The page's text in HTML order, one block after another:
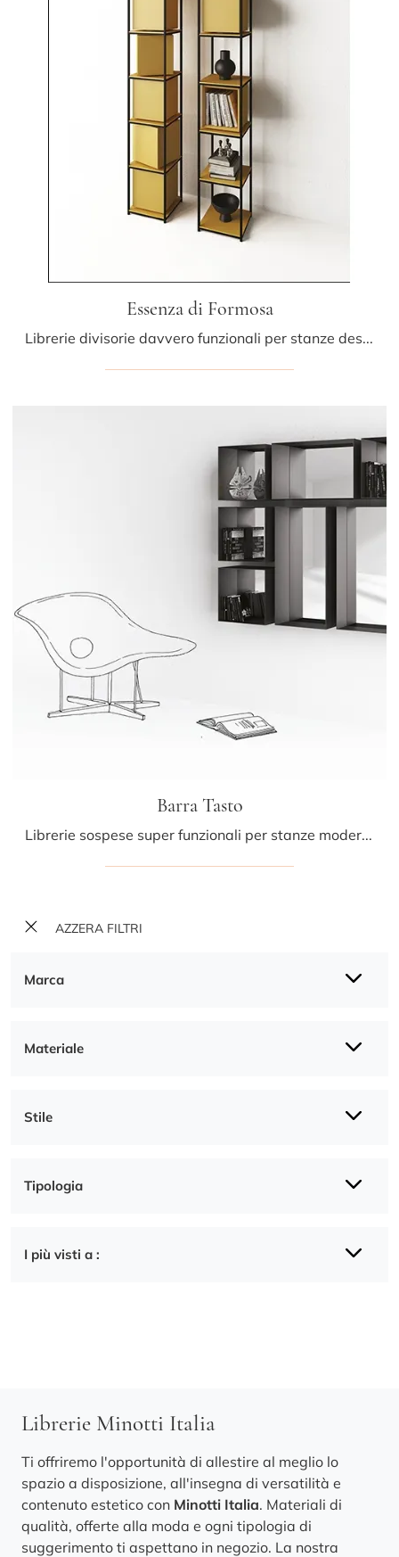
AZZERA FILTRI
Marca
Materiale
Stile
Tipologia
I più visti a :
Essenza di Formosa
Librerie divisorie davvero funzionali per stanze design: ottieni informazioni sul modello Essenza di Formosa della marca Minotti Italia!
Barra Tasto
Librerie sospese super funzionali per stanze moderne: ottieni informazioni sul modello Barra Tasto del marchio Minotti Italia!
Librerie Minotti Italia
Ti offriremo l'opportunità di allestire al meglio lo
spazio a disposizione, all'insegna di versatilità e
contenuto estetico con Minotti Italia. Materiali di
qualità, offerte alla moda e ogni tipologia di
suggerimento ti aspettano in negozio. La nostra